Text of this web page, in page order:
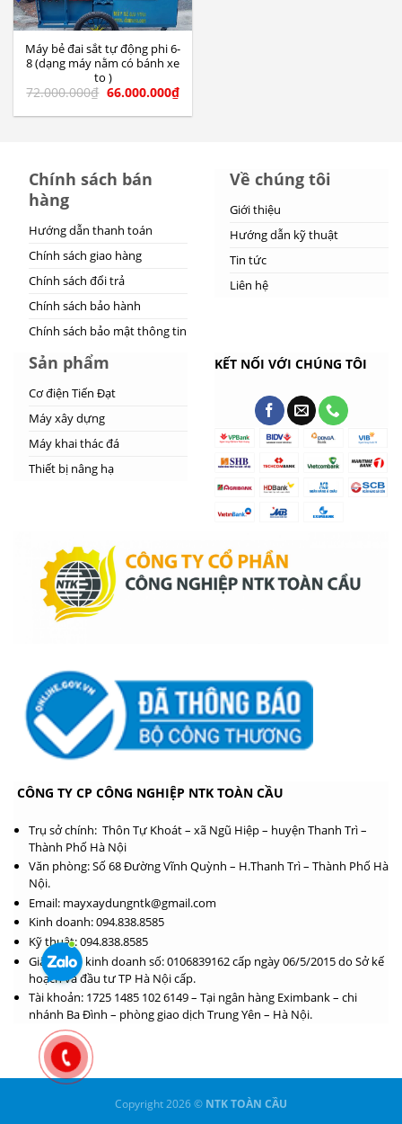
Máy bẻ đai sắt tự động phi 6-
8 (dạng máy nằm có bánh xe
to )
72.000.000₫ 66.000.000₫
Chính sách bán
hàng
Hướng dẫn thanh toán
Chính sách giao hàng
Chính sách đổi trả
Chính sách bảo hành
Chính sách bảo mật thông tin
Về chúng tôi
Giới thiệu
Hướng dẫn kỹ thuật
Tin tức
Liên hệ
Sản phẩm
Cơ điện Tiến Đạt
Máy xây dựng
Máy khai thác đá
Thiết bị nâng hạ
KẾT NỐI VỚI CHÚNG TÔI
CÔNG TY CP CÔNG NGHIỆP NTK TOÀN CẦU
Trụ sở chính: Thôn Tự Khoát – xã Ngũ Hiệp – huyện Thanh Trì –
Thành Phố Hà Nội
Văn phòng: Số 68 Đường Vĩnh Quỳnh – H.Thanh Trì – Thành Phố Hà
Nội.
Email: mayxaydungntk@gmail.com
Kinh doanh: 094.838.8585
Kỹ thuật: 094.838.8585
Giấy phép kinh doanh số: 0106839162 cấp ngày 06/5/2015 do Sở kế
hoạch và đầu tư TP Hà Nội cấp.
Tài khoản: 1725 1485 102 6149 – Tại ngân hàng Eximbank – chi
nhánh Ba Đình – phòng giao dịch Trung Yên – Hà Nội.
Copyright 2026 © NTK TOÀN CẦU